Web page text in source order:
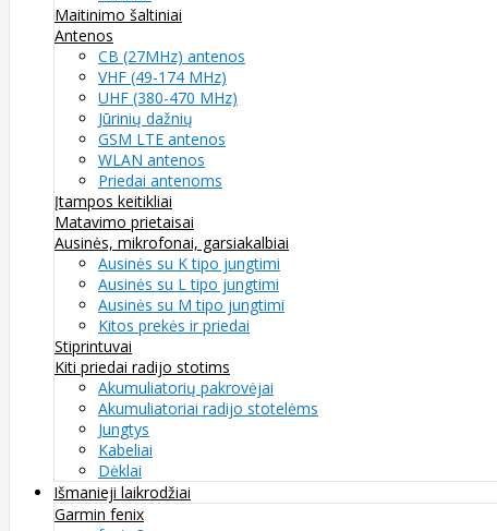
Maitinimo šaltiniai
Antenos
CB (27MHz) antenos
VHF (49-174 MHz)
UHF (380-470 MHz)
Jūrinių dažnių
GSM LTE antenos
WLAN antenos
Priedai antenoms
Įtampos keitikliai
Matavimo prietaisai
Ausinės, mikrofonai, garsiakalbiai
Ausinės su K tipo jungtimi
Ausinės su L tipo jungtimi
Ausinės su M tipo jungtimi
Kitos prekės ir priedai
Stiprintuvai
Kiti priedai radijo stotims
Akumuliatorių pakrovėjai
Akumuliatoriai radijo stotelėms
Jungtys
Kabeliai
Dėklai
Išmanieji laikrodžiai
Garmin fenix